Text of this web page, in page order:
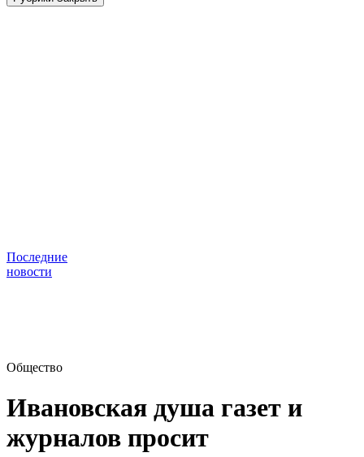
Последние
новости
Общество
Ивановская душа газет и
журналов просит